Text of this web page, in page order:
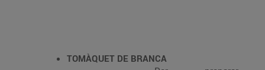
TOMÀQUET DE BRANCA